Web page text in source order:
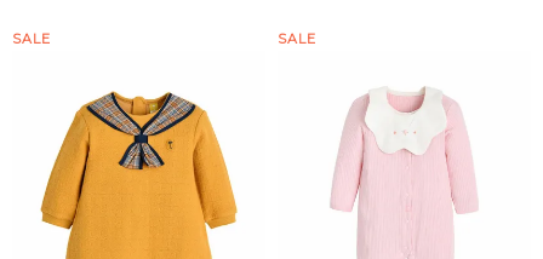
SALE SALE